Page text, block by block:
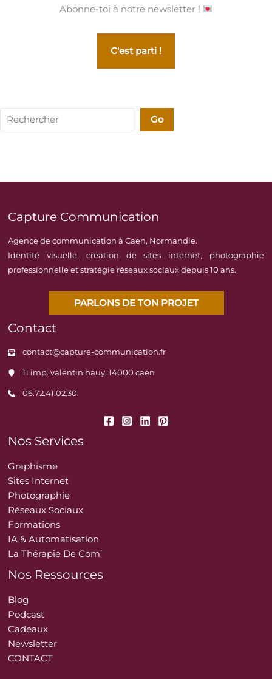
Abonne-toi à notre newsletter !
C'est parti !
Rechercher Go
Capture Communication
Agence de communication à Caen, Normandie.
Identité visuelle, création de sites internet, photographie
professionnelle et stratégie réseaux sociaux depuis 10 ans.
PARLONS DE TON PROJET
Contact
contact@capture-communication.fr
11 imp. valentin hauy, 14000 caen
06.72.41.02.30
Nos Services
Graphisme
Sites Internet
Photographie
Réseaux Sociaux
Formations
IA & Automatisation
La Thérapie De Com’
Nos Ressources
Blog
Podcast
Cadeaux
Newsletter
CONTACT